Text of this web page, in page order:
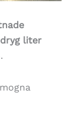
liter